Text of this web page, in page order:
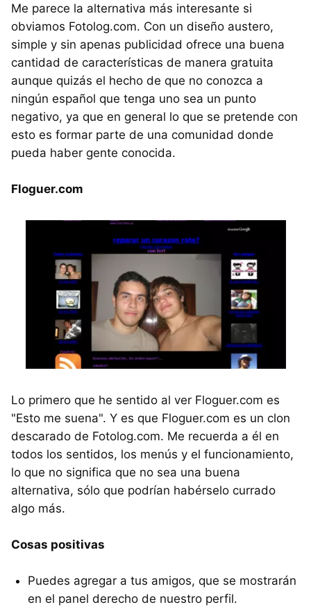
Me parece la alternativa más interesante si
obviamos Fotolog.com. Con un diseño austero,
simple y sin apenas publicidad ofrece una buena
cantidad de características de manera gratuita
aunque quizás el hecho de que no conozca a
ningún español que tenga uno sea un punto
negativo, ya que en general lo que se pretende con
esto es formar parte de una comunidad donde
pueda haber gente conocida.
Floguer.com
Lo primero que he sentido al ver Floguer.com es
"Esto me suena". Y es que Floguer.com es un clon
descarado de Fotolog.com. Me recuerda a él en
todos los sentidos, los menús y el funcionamiento,
lo que no significa que no sea una buena
alternativa, sólo que podrían habérselo currado
algo más.
Cosas positivas
Puedes agregar a tus amigos, que se mostrarán
en el panel derecho de nuestro perfil.